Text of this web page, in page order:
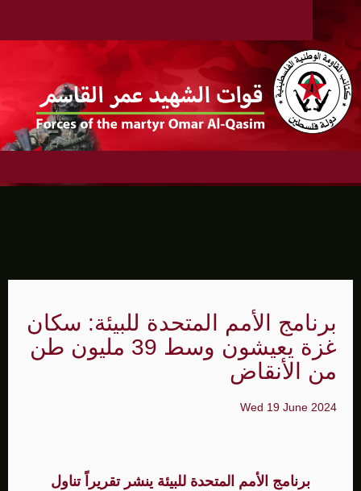
برنامج الأمم المتحدة للبيئة: سكان
غزة يعيشون وسط 39 مليون طن
من الأنقاض
Wed 19 June 2024
برنامج الأمم المتحدة للبيئة ينشر تقريراً تناول